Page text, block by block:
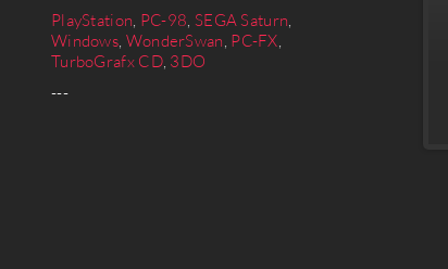
PlayStation, PC-98, SEGA Saturn,
Windows, WonderSwan, PC-FX,
TurboGrafx CD, 3DO
---